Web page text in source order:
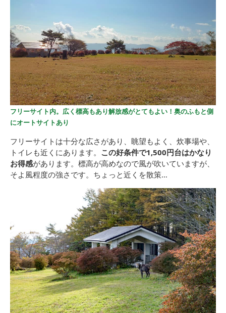
フリーサイト内。広く標高もあり解放感がとてもよい！奥のふもと側
にオートサイトあり
フリーサイトは十分な広さがあり、眺望もよく、炊事場や、
トイレも近くにあります。 この好条件で1,500円台はかなり
お得感があります。標高が高めなので風が吹いていますが、
そよ風程度の強さです。ちょっと近くを散策…